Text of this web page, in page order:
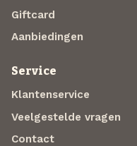
Giftcard
Aanbiedingen
Service
Klantenservice
Veelgestelde vragen
Contact